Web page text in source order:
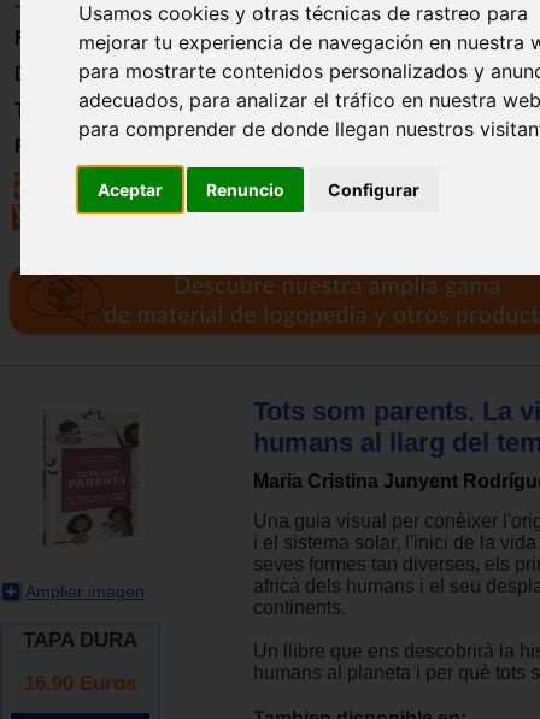
Usamos cookies y otras técnicas de rastreo para
mejorar tu experiencia de navegación en nuestra
para mostrarte contenidos personalizados y
adecuados, para analizar el tráfico en nuestra
para comprender de donde llegan nuestros
Aceptar Renuncio Configurar
Formación
Directorio
Trabajo
Registro
Ampliar imagen
TAPA DURA
16.90 Euros
Tots som parents. La
humans al llarg del
Maria Cristina Junyent
Una guia visual per conèixer
i el sistema solar, l'inici de la
seves formes tan diverses, els
africà dels humans i el seu
continents.
Un llibre que ens descobrirà la
humans al planeta i per què tots